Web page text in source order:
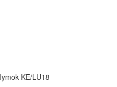
KE/LU18